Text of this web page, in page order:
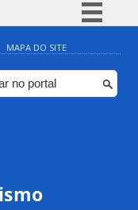
Simplifique!
Comunica BR
Participe
MAPA DO SITE